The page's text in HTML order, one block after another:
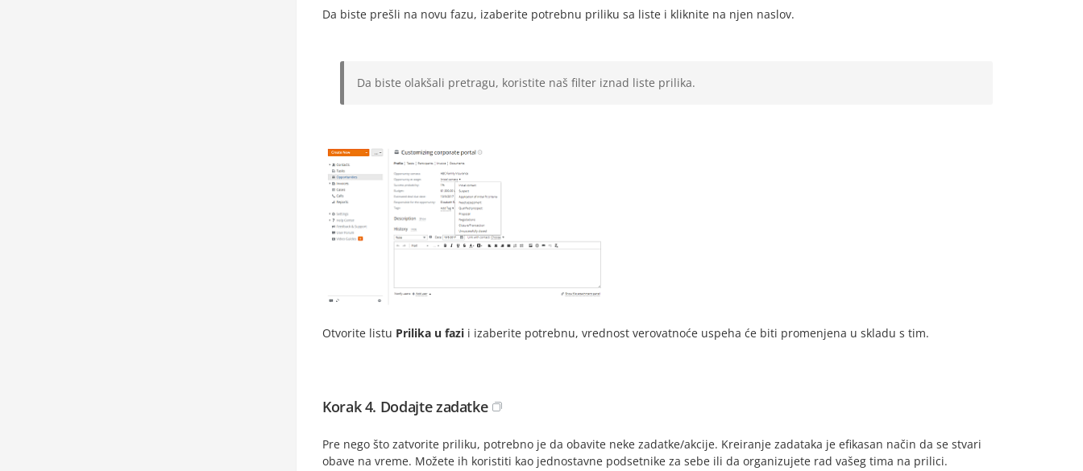
Da biste prešli na novu fazu, izaberite potrebnu priliku sa liste i kliknite na njen naslov.
Da biste olakšali pretragu, koristite naš filter iznad liste prilika.
Otvorite listu Prilika u fazi i izaberite potrebnu, vrednost verovatnoće uspeha će biti promenjena u skladu s tim.
Korak 4. Dodajte zadatke
Pre nego što zatvorite priliku, potrebno je da obavite neke zadatke/akcije. Kreiranje zadataka je efikasan način da se stvari
obave na vreme. Možete ih koristiti kao jednostavne podsetnike za sebe ili da organizujete rad vašeg tima na prilici.